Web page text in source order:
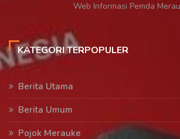
Web Informasi Pemda
KATEGORI TERPOPULER
Berita Utama
Berita Umum
Pojok Merauke